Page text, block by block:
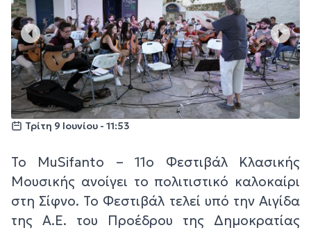
Τρίτη 9 Ιουνίου - 11:53
Το MuSifanto – 11ο Φεστιβάλ Κλασικής
Μουσικής ανοίγει το πολιτιστικό καλοκαίρι
στη Σίφνο. Το Φεστιβάλ τελεί υπό την Αιγίδα
της Α.Ε. του Προέδρου της Δημοκρατίας